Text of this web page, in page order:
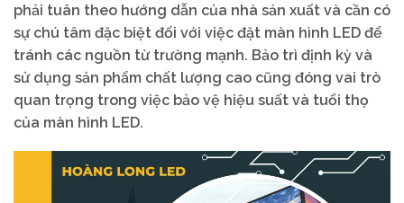
phải tuân theo hướng dẫn của nhà sản xuất và cần có
sự chú tâm đặc biệt đối với việc đặt màn hình LED để
tránh các nguồn từ trường mạnh. Bảo trì định kỳ và
sử dụng sản phẩm chất lượng cao cũng đóng vai trò
quan trọng trong việc bảo vệ hiệu suất và tuổi thọ
của màn hình LED.